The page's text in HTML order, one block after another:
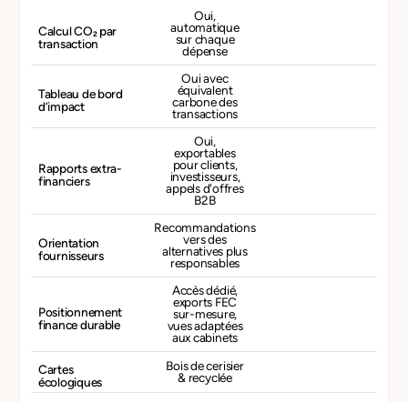
Calcul CO₂ par
transaction
Oui,
automatique
sur chaque
dépense
Tableau de bord
d’impact
Oui avec
équivalent
carbone des
transactions
Rapports extra-
financiers
Oui,
exportables
pour clients,
investisseurs,
appels d'offres
B2B
Orientation
fournisseurs
Recommandations
vers des
alternatives plus
responsables
Positionnement
finance durable
Accès dédié,
exports FEC
sur-mesure,
vues adaptées
aux cabinets
Cartes
écologiques
Bois de cerisier
& recyclée